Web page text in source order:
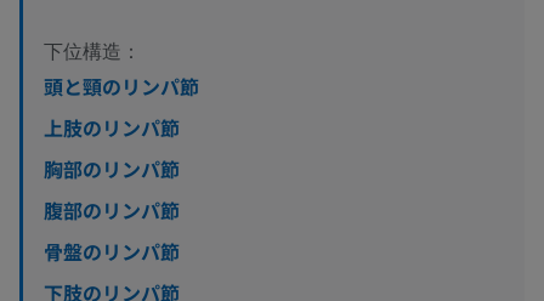
下位構造：
頭と頸のリンパ節
上肢のリンパ節
胸部のリンパ節
腹部のリンパ節
骨盤のリンパ節
下肢のリンパ節